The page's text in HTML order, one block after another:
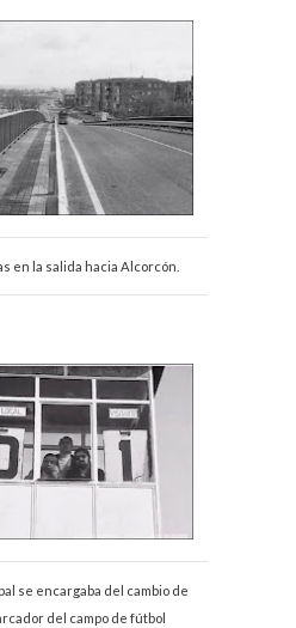
en la salida hacia Alcorcón.
se encargaba del cambio de
del campo de fútbol